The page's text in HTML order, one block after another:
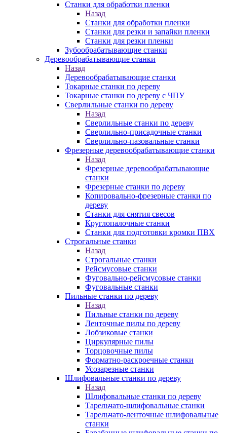
Станки для обработки пленки
Назад
Станки для обработки пленки
Станки для резки и запайки пленки
Станки для резки пленки
Зубообрабатывающие станки
Деревообрабатывающие станки
Назад
Деревообрабатывающие станки
Токарные станки по дереву
Токарные станки по дереву с ЧПУ
Сверлильные станки по дереву
Назад
Сверлильные станки по дереву
Сверлильно-присадочные станки
Сверлильно-пазовальные станки
Фрезерные деревообрабатывающие станки
Назад
Фрезерные деревообрабатывающие
станки
Фрезерные станки по дереву
Копировально-фрезерные станки по
дереву
Станки для снятия свесов
Круглопалочные станки
Станки для подготовки кромки ПВХ
Строгальные станки
Назад
Строгальные станки
Рейсмусовые станки
Фуговально-рейсмусовые станки
Фуговальные станки
Пильные станки по дереву
Назад
Пильные станки по дереву
Ленточные пилы по дереву
Лобзиковые станки
Циркулярные пилы
Торцовочные пилы
Форматно-раскроечные станки
Усозарезные станки
Шлифовальные станки по дереву
Назад
Шлифовальные станки по дереву
Тарельчато-шлифовальные станки
Тарельчато-ленточные шлифовальные
станки